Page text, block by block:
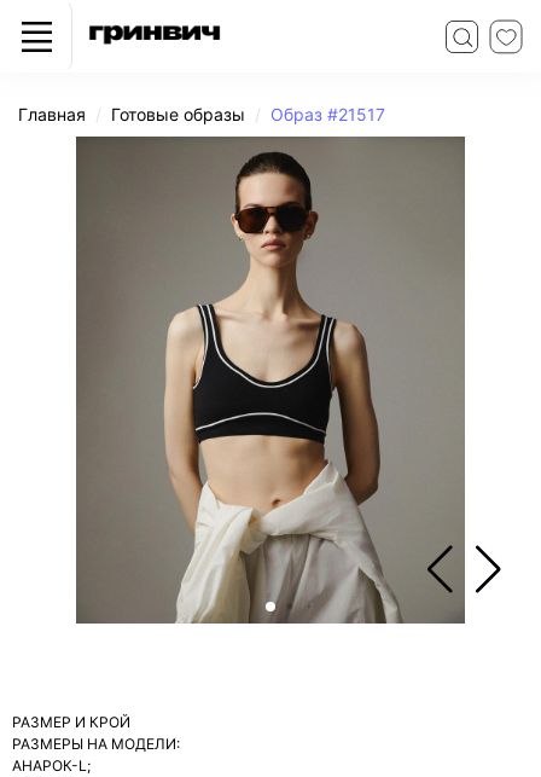
Главная Готовые образы Образ #21517
РАЗМЕР И КРОЙ
РАЗМЕРЫ НА МОДЕЛИ:
АНАРОК-L;